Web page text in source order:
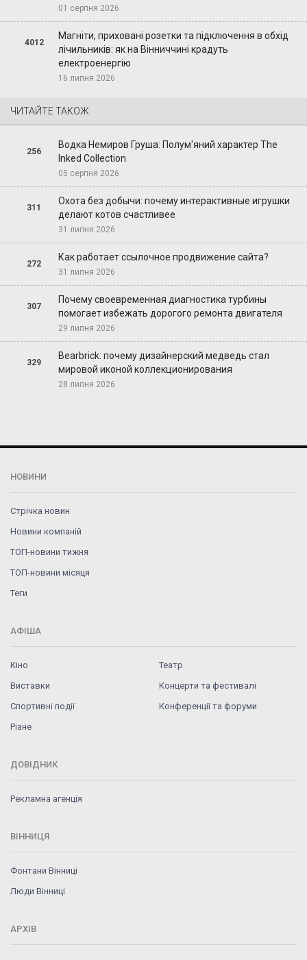
01 серпня 2026
4012
Магніти, приховані розетки та підключення в обхід
лічильників: як на Вінниччині крадуть
електроенергію
16 липня 2026
ЧИТАЙТЕ ТАКОЖ
256
Водка Немиров Груша: Полум'яний характер The
Inked Collection
05 серпня 2026
311
Охота без добычи: почему интерактивные игрушки
делают котов счастливее
31 липня 2026
272
Как работает ссылочное продвижение сайта?
31 липня 2026
307
Почему своевременная диагностика турбины
помогает избежать дорогого ремонта двигателя
29 липня 2026
329
Bearbrick: почему дизайнерский медведь стал
мировой иконой коллекционирования
28 липня 2026
НОВИНИ
Стрічка новин
Новини компаній
ТОП-новини тижня
ТОП-новини місяця
Теги
АФІША
Кіно
Театр
Виставки
Концерти та фестивалі
Спортивні події
Конференції та форуми
Різне
ДОВІДНИК
Рекламна агенція
ВІННИЦЯ
Фонтани Вінниці
Люди Вінниці
АРХІВ